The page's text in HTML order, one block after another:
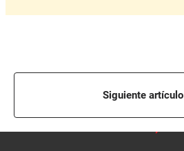
Siguiente artículo